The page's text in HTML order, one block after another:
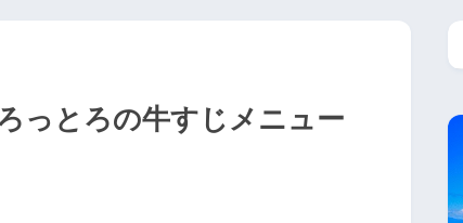
っとろの牛すじメニュー